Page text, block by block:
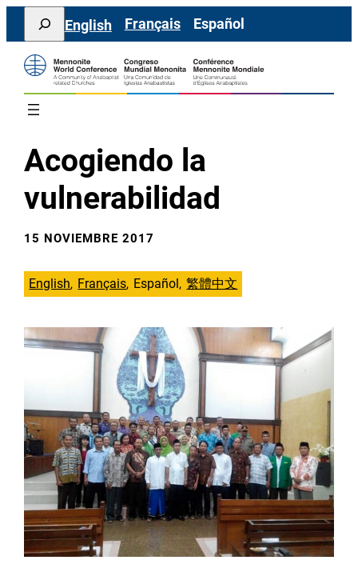
Saltar
contenido
Search
English Français Español
Acogiendo la
vulnerabilidad
15 NOVIEMBRE 2017
English Français Español 繁體中文